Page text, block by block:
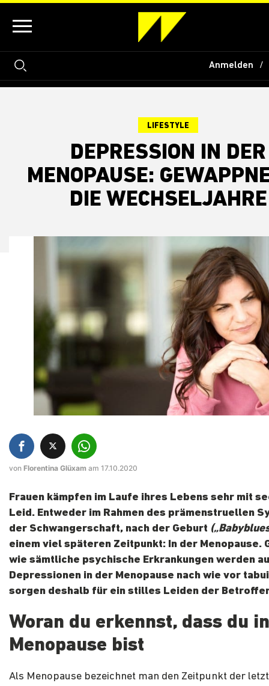
Anmelden
LIFESTYLE
DEPRESSION IN DER
MENOPAUSE:
DIE WECHSELJAHRE
von Florentina Glüxam am 17.10.2020
Frauen kämpfen im Laufe ihres Lebens sehr mit
Leid. Entweder im Rahmen des prämenstruellen
der Schwangerschaft, nach der Geburt
einem viel späteren Zeitpunkt: In der Menopause.
wie sämtliche psychische Erkrankungen werden
Depressionen in der Menopause nach wie vor
sorgen deshalb für ein stilles Leiden der
Woran du erkennst, dass du
Menopause bist
Als Menopause bezeichnet man den Zeitpunkt der